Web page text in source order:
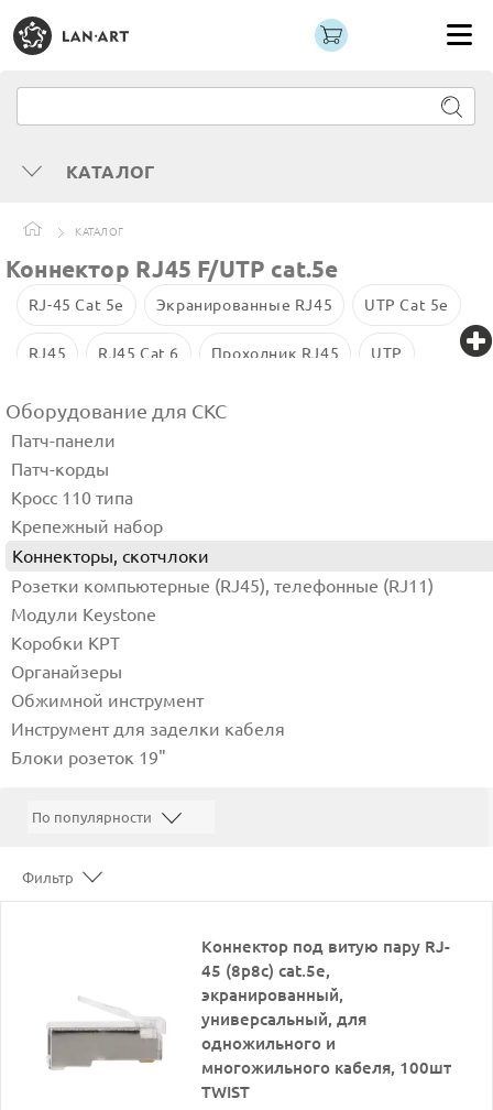
КАТАЛОГ
КАТАЛОГ
Коннектор RJ45 F/UTP cat.5e
RJ-45 Cat 5e Экранированные RJ45 UTP Cat 5e
RJ45 RJ45 Cat 6 Проходник RJ45 UTP
Cat 6 со вставкой
Оборудование для СКС
Патч-панели
Патч-корды
Кросс 110 типа
Крепежный набор
Коннекторы, скотчлоки
Розетки компьютерные (RJ45), телефонные (RJ11)
Модули Keystone
Коробки КРТ
Органайзеры
Обжимной инструмент
Инструмент для заделки кабеля
Блоки розеток 19"
Фильтр
Коннектор под витую пару RJ-
45 (8p8c) cat.5е,
экранированный,
универсальный, для
одножильного и
многожильного кабеля, 100шт
TWIST